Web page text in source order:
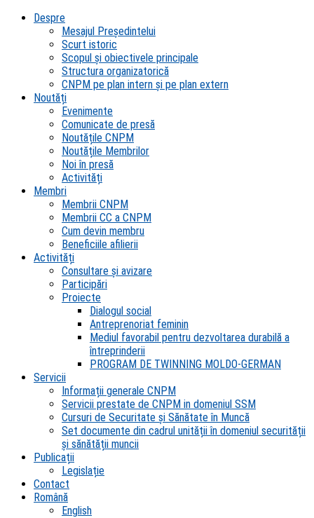
Despre
Mesajul Președintelui
Scurt istoric
Scopul şi obiectivele principale
Structura organizatorică
CNPM pe plan intern şi pe plan extern
Noutăți
Evenimente
Comunicate de presă
Noutățile CNPM
Noutățile Membrilor
Noi în presă
Activități
Membri
Membrii CNPM
Membrii CC a CNPM
Cum devin membru
Beneficiile afilierii
Activități
Consultare și avizare
Participări
Proiecte
Dialogul social
Antreprenoriat feminin
Mediul favorabil pentru dezvoltarea durabilă a
întreprinderii
PROGRAM DE TWINNING MOLDO-GERMAN
Servicii
Informații generale CNPM
Servicii prestate de CNPM in domeniul SSM
Cursuri de Securitate și Sănătate în Muncă
Set documente din cadrul unității în domeniul securității
și sănătății muncii
Publicații
Legislație
Contact
Română
English